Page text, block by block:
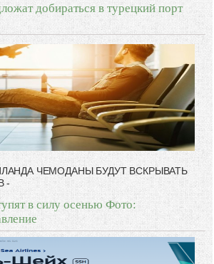
добираться в турецкий порт
ЧЕМОДАНЫ БУДУТ ВСКРЫВАТЬ
-
в силу осенью Фото: